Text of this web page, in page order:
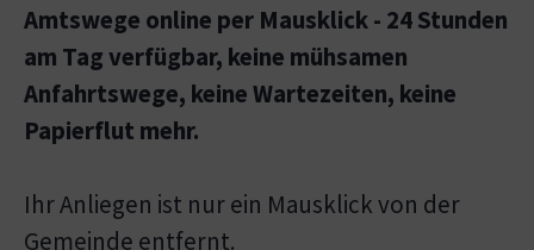
Amtswege online per Mausklick - 24 Stunden
am Tag verfügbar, keine mühsamen
Anfahrtswege, keine Wartezeiten, keine
Papierflut mehr.
Ihr Anliegen ist nur ein Mausklick von der
Gemeinde entfernt.